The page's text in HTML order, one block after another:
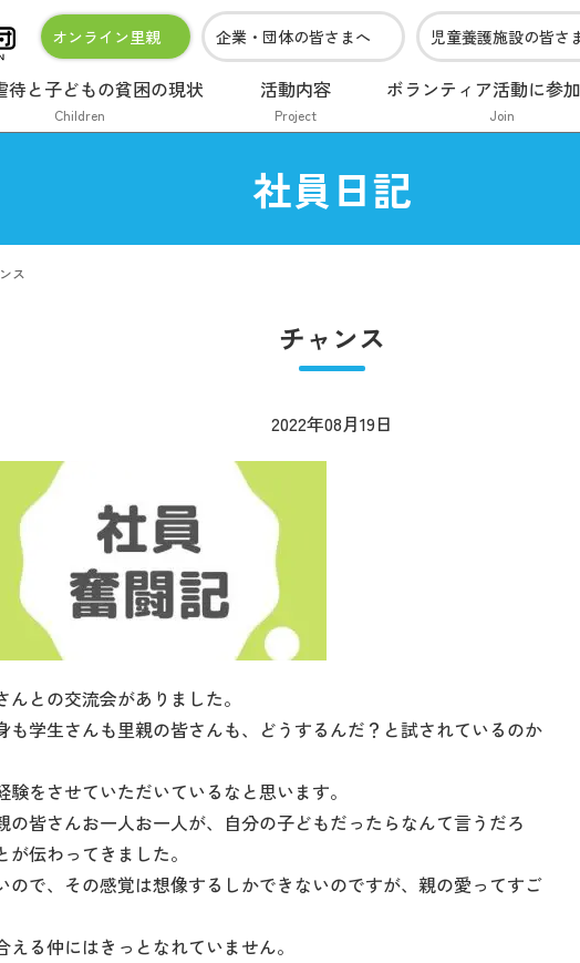
オンライン里親 企業・団体の皆さまへ 児童養護施設の皆さ
待と子どもの貧困の現状
Children
活動内容
Project
ボランティア活動に参
Join
社員日記
ス
チャンス
2022年08月19日
との交流会がありました。
も学生さんも里親の皆さんも、どうするんだ？と試されているのか
をさせていただいているなと思います。
皆さんお一人お一人が、自分の子どもだったらなんて言うだろ
伝わってきました。
ので、その感覚は想像するしかできないのですが、親の愛ってすご
る仲にはきっとなれていません。